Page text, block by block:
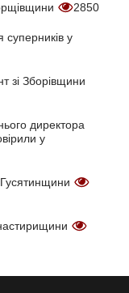
2850
суперників у
зі Зборівщини
директора
у